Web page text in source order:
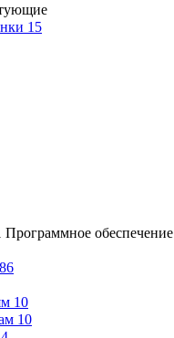
15
Программное обеспечение
86
10
10